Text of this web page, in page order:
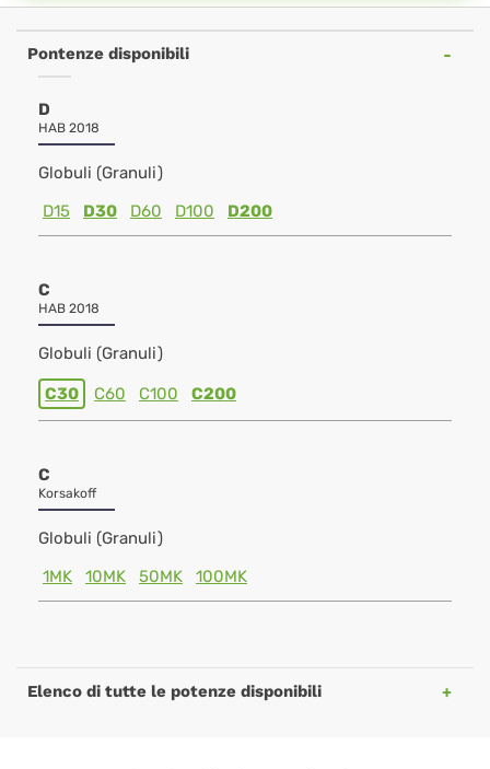
Pontenze disponibili
D
HAB 2018
Globuli (Granuli)
D15
D30 D60 D100 D200
C
HAB 2018
Globuli (Granuli)
C30 C60 C100 C200
C
Korsakoff
Globuli (Granuli)
1MK
10MK 50MK 100MK
Elenco di tutte le potenze disponibili